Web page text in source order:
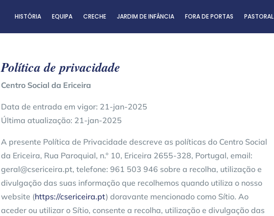
HISTÓRIA EQUIPA CRECHE JARDIM DE INFÂNCIA FORA DE PORTAS PASTORAL
Política de privacidade
Centro Social da Ericeira
Data de entrada em vigor: 21-jan-2025
Última atualização: 21-jan-2025
A presente Política de Privacidade descreve as políticas do Centro Social
da Ericeira, Rua Paroquial, n.º 10, Ericeira 2655-328, Portugal, email:
geral@csericeira.pt, telefone: 961 503 946 sobre a recolha, utilização e
divulgação das suas informação que recolhemos quando utiliza o nosso
website (https://csericeira.pt) doravante mencionado como Sítio. Ao
aceder ou utilizar o Sítio, consente a recolha, utilização e divulgação das